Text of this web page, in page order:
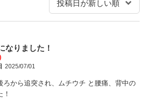
なりました！
2025/07/01
ろから追突され、ムチウチ と腰痛、背中の